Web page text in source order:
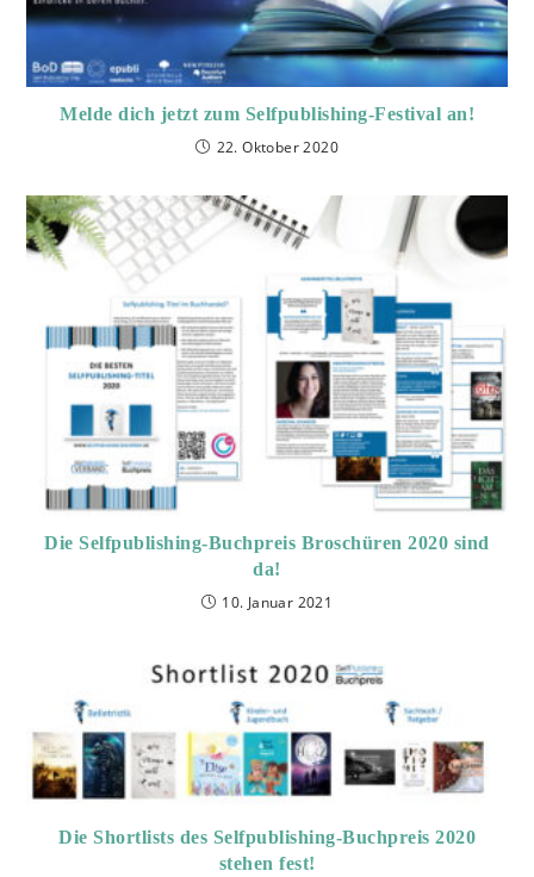
Melde dich jetzt zum Selfpublishing-Festival an!
22. Oktober 2020
Die Selfpublishing-Buchpreis Broschüren 2020 sind
da!
10. Januar 2021
Die Shortlists des Selfpublishing-Buchpreis 2020
stehen fest!